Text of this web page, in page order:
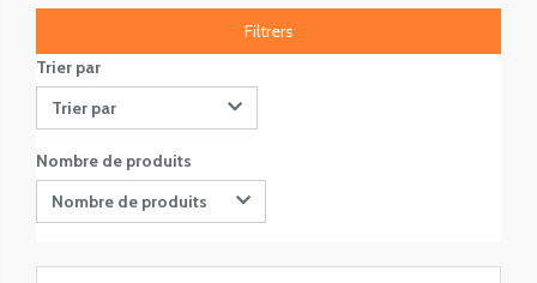
Filtrers
Trier par
Trier par
Nombre de produits
Nombre de produits